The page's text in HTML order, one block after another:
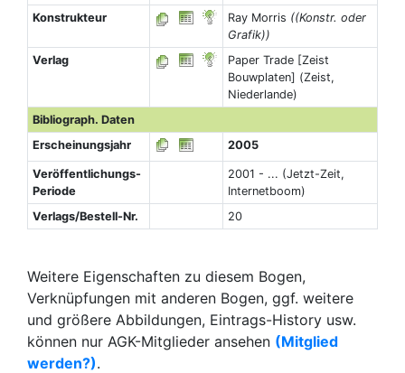
Konstrukteur Ray Morris ((Konstr. oder
Grafik))
Verlag
Paper Trade [Zeist
Bouwplaten] (Zeist,
Niederlande)
Bibliograph. Daten
Erscheinungsjahr
2005
Veröffentlichungs-
Periode
2001 - ... (Jetzt-Zeit,
Internetboom)
Verlags/Bestell-Nr.
20
Weitere Eigenschaften zu diesem Bogen,
Verknüpfungen mit anderen Bogen, ggf. weitere
und größere Abbildungen, Eintrags-History usw.
können nur AGK-Mitglieder ansehen (Mitglied
werden?).